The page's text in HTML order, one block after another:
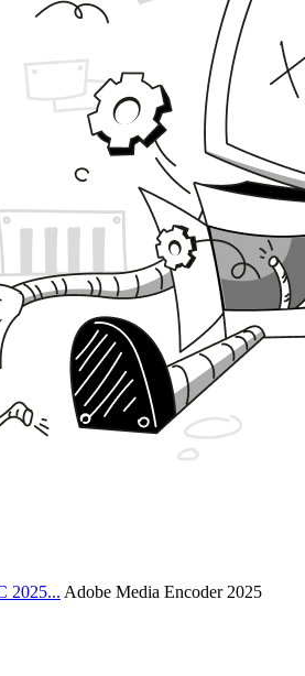
2025... Adobe Media Encoder 2025